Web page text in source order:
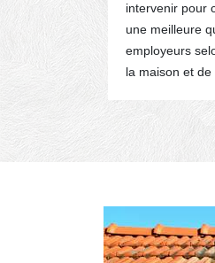
intervenir pour
une meilleure
employeurs
la maison et de